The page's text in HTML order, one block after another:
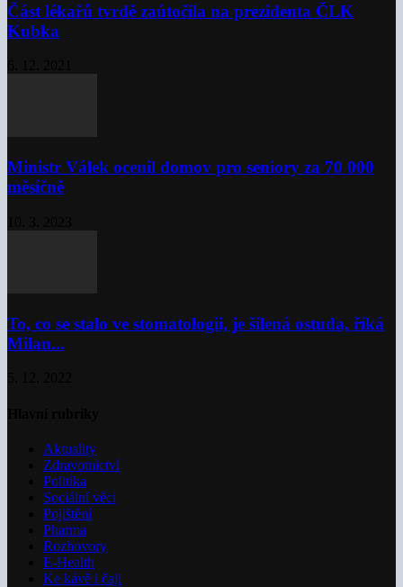
Část lékařů tvrdě zaútočila na prezidenta ČLK
Kubka
Ministr Válek ocenil domov pro seniory za 70 000
měsíčně
To, co se stalo ve stomatologii, je šílená ostuda, říká
Milan...
Aktuality
Zdravotnictví
Politika
Sociální věci
Pojištění
Pharma
Rozhovory
E-Health
Ke kávě i čaji